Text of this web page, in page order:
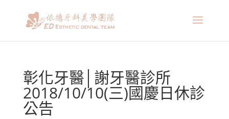
彰化牙醫│謝牙醫診所
2018/10/10(三)國慶日休診
公告